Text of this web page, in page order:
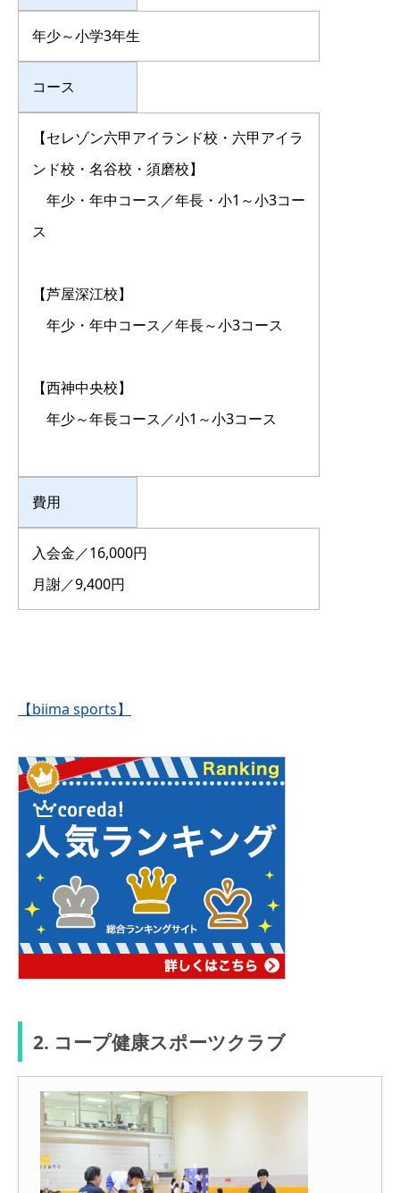
年少～小学3年生
コース
【セレゾン六甲アイランド校・六甲アイラ
ンド校・名谷校・須磨校】
年少・年中コース／年長・小1～小3コー
ス
【芦屋深江校】
年少・年中コース／年長～小3コース
【西神中央校】
年少～年長コース／小1～小3コース
費用
入会金／16,000円
月謝／9,400円
【biima sports】
2. コープ健康スポーツクラブ